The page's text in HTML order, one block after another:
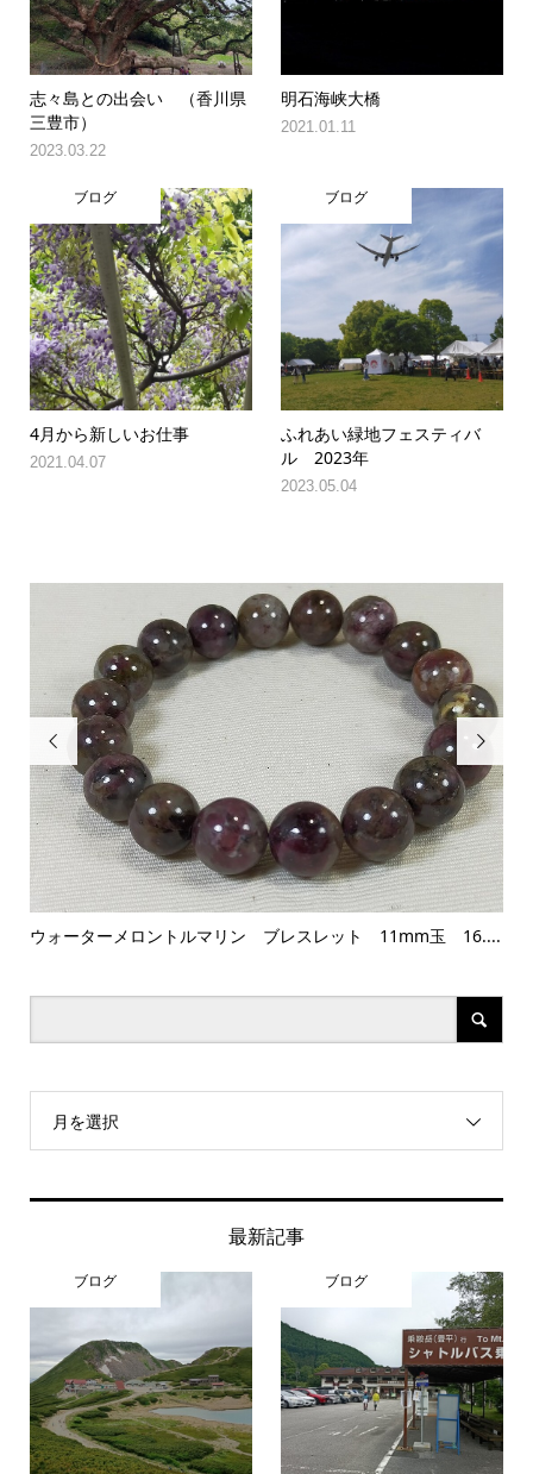
志々島との出会い （香川県
三豊市）
2023.03.22
明石海峡大橋
2021.01.11
ブログ
4月から新しいお仕事
2021.04.07
ブログ
ふれあい緑地フェスティバ
ル 2023年
2023.05.04

ウォーターメロントルマリン ブレスレット 11mm玉 16....

月を選択
最新記事
ブログ ブログ